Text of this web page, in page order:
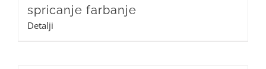
spricanje farbanje
Detalji